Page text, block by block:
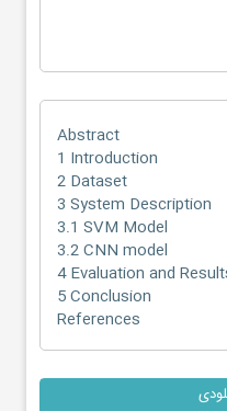
Abstract
1 Introduction
2 Dataset
3 System Description
3.1 SVM Model
3.2 CNN model
4 Evaluation and
5 Conclusion
References